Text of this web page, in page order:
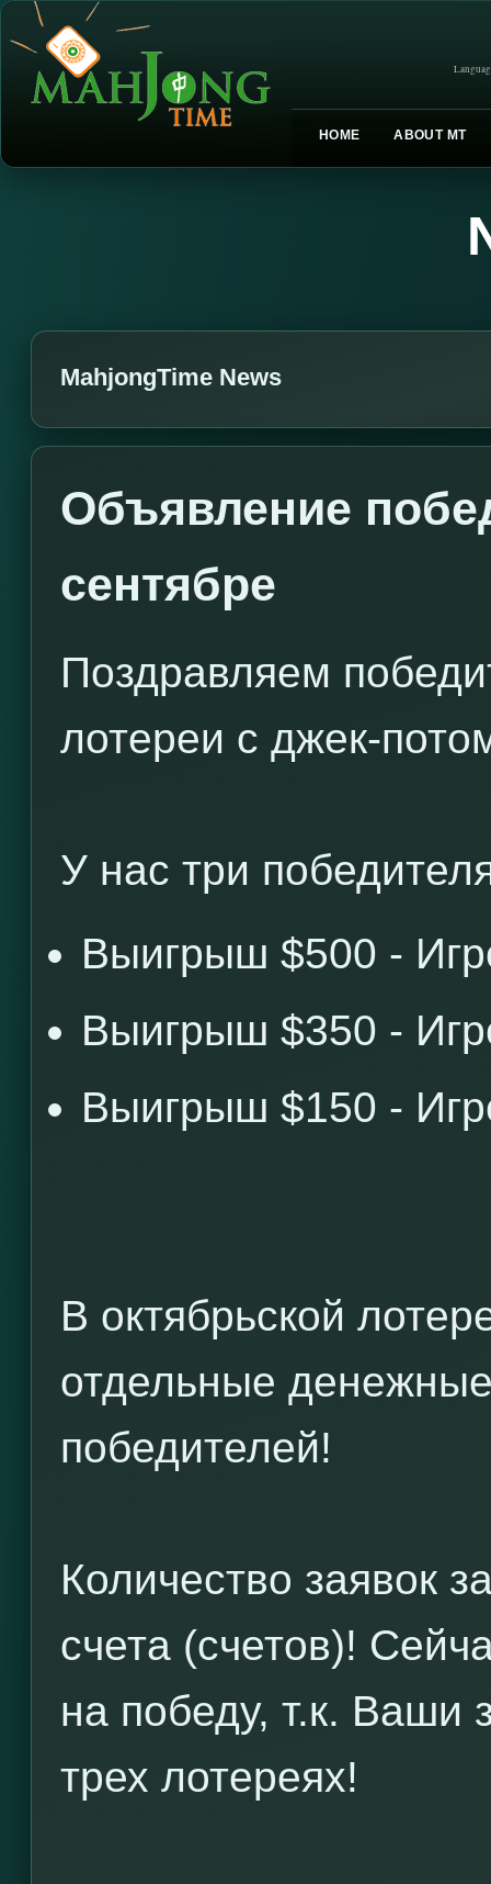
HOME ABOUT MT
MahjongTime News
Объявление
сентябре
Поздравляем
лотереи с джек-
У нас три
Выигрыш $500 -
Выигрыш $350 -
Выигрыш $150 -
В октябрьской
отдельные
победителей!
Количество заявок
счета (счетов)!
на победу, т.к. Ваши
трех лотереях!